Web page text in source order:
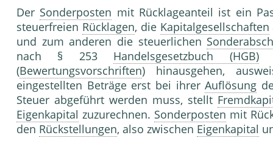
Der Sonderposten mit Rücklageanteil ist ein
steuerfreien Rücklagen, die Kapitalgesellschaften
und zum anderen die steuerlichen
nach § 253 Handelsgesetzbuch (HGB)
(Bewertungsvorschriften) hinausgehen,
eingestellten Beträge erst bei ihrerAuflösung
Steuer abgeführt werden muss, stellt
Eigenkapital zuzurechnen. Sonderposten mit
den Rückstellungen, also zwischen Eigenkapital